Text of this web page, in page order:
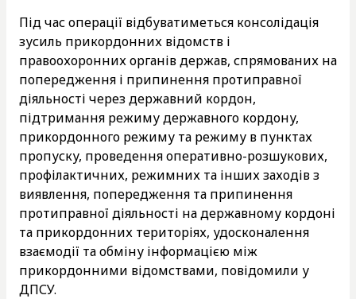
Під час операції відбуватиметься консолідація
зусиль прикордонних відомств і
правоохоронних органів держав, спрямованих на
попередження і припинення протиправної
діяльності через державний кордон,
підтримання режиму державного кордону,
прикордонного режиму та режиму в пунктах
пропуску, проведення оперативно-розшукових,
профілактичних, режимних та інших заходів з
виявлення, попередження та припинення
протиправної діяльності на державному кордоні
та прикордонних територіях, удосконалення
взаємодії та обміну інформацією між
прикордонними відомствами, повідомили у
ДПСУ.